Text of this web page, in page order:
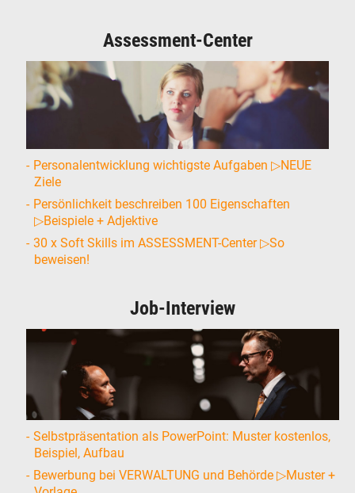
Assessment-Center
Personalentwicklung wichtigste Aufgaben ▷NEUE
Ziele
Persönlichkeit beschreiben 100 Eigenschaften
▷Beispiele + Adjektive
30 x Soft Skills im ASSESSMENT-Center ▷So
beweisen!
Job-Interview
Selbstpräsentation als PowerPoint: Muster kostenlos,
Beispiel, Aufbau
Bewerbung bei VERWALTUNG und Behörde ▷Muster +